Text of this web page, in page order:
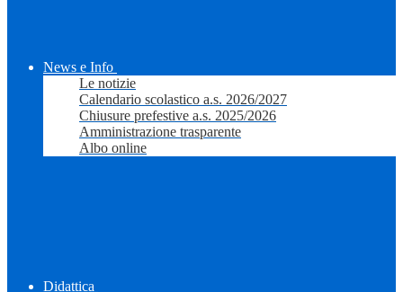
News e Info
Le notizie
Calendario scolastico a.s. 2026/2027
Chiusure prefestive a.s. 2025/2026
Amministrazione trasparente
Albo online
Didattica